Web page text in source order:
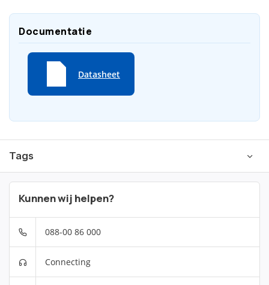
Documentatie
Datasheet
Tags
Kunnen wij helpen?
088-00 86 000
Connecting